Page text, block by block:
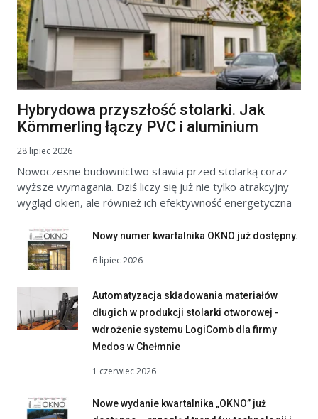
Hybrydowa przyszłość stolarki. Jak
Kömmerling łączy PVC i aluminium
28 lipiec 2026
Nowoczesne budownictwo stawia przed stolarką coraz
wyższe wymagania. Dziś liczy się już nie tylko atrakcyjny
wygląd okien, ale również ich efektywność energetyczna
Nowy numer kwartalnika OKNO już dostępny.
6 lipiec 2026
Automatyzacja składowania materiałów
długich w produkcji stolarki otworowej -
wdrożenie systemu LogiComb dla firmy
Medos w Chełmnie
1 czerwiec 2026
Nowe wydanie kwartalnika „OKNO” już